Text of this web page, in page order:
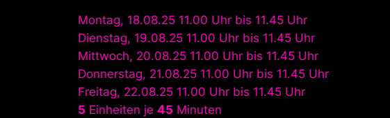
Montag, 18.08.25 11.00 Uhr bis 11.45 Uhr
Dienstag, 19.08.25 11.00 Uhr bis 11.45 Uhr
Mittwoch, 20.08.25 11.00 Uhr bis 11.45 Uhr
Donnerstag, 21.08.25 11.00 Uhr bis 11.45 Uhr
Freitag, 22.08.25 11.00 Uhr bis 11.45 Uhr
5 Einheiten je 45 Minuten